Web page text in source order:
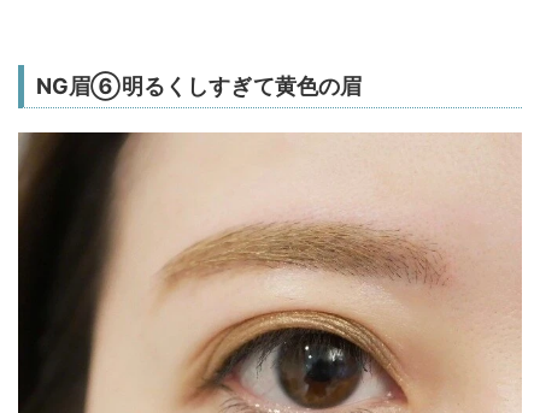
NG眉⑥明るくしすぎて黄色の眉